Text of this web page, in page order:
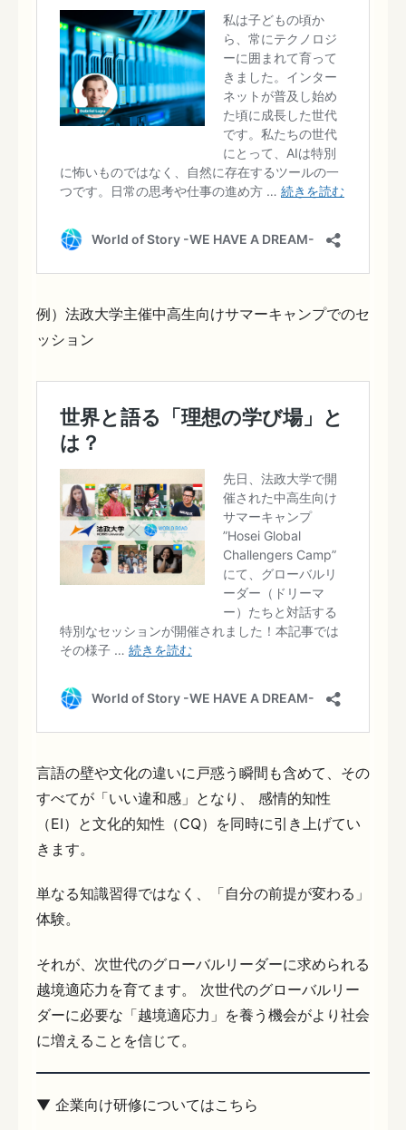
例）法政大学主催中高生向けサマーキャンプでのセ
ッション
言語の壁や文化の違いに戸惑う瞬間も含めて、その
すべてが「いい違和感」となり、 感情的知性
（EI）と文化的知性（CQ）を同時に引き上げてい
きます。
単なる知識習得ではなく、「自分の前提が変わる」
体験。
それが、次世代のグローバルリーダーに求められる
越境適応力を育てます。 次世代のグローバルリー
ダーに必要な「越境適応力」を養う機会がより社会
に増えることを信じて。
▼ 企業向け研修についてはこちら